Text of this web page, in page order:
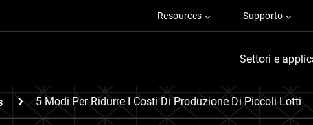
Resources Supporto
Settori e
5 Modi Per Ridurre I Costi Di Produzione Di Piccoli Lotti